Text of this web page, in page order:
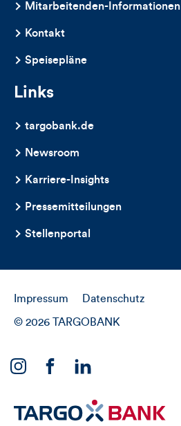
Mitarbeitenden-Informationen
Kontakt
Speisepläne
Links
targobank.de
Newsroom
Karriere-Insights
Pressemitteilungen
Stellenportal
Impressum Datenschutz
© 2026 TARGOBANK
unseremunseremunserem